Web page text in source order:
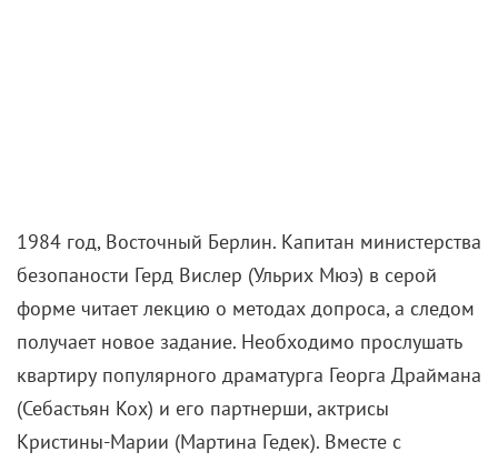
1984 год, Восточный Берлин. Капитан министерства
безопаности Герд Вислер (Ульрих Мюэ) в серой
форме читает лекцию о методах допроса, а следом
получает новое задание. Необходимо прослушать
квартиру популярного драматурга Георга Драймана
(Себастьян Кох) и его партнерши, актрисы
Кристины-Марии (Мартина Гедек). Вместе с